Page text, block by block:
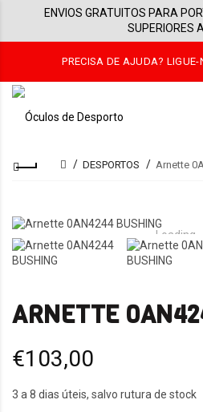
ENVIOS GRATUITOS PARA
SUPERIORES
PRECISA DE AJUDA?
DESPORTOS Arnette
Loading...
ARNETTE
€103,00
3 a 8 dias úteis, salvo rutura de stock